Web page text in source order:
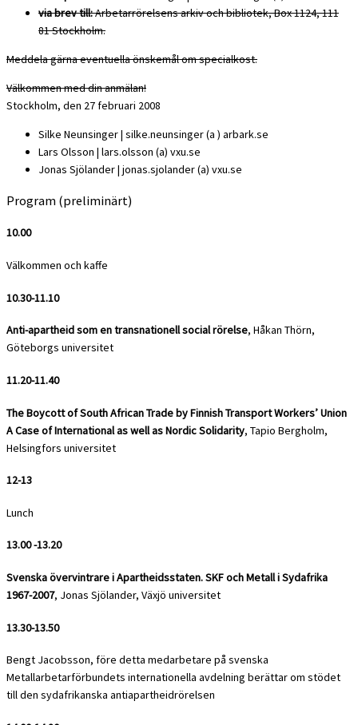
via brev till:Arbetarrörelsens arkiv och bibliotek, Box 1124, 111
81 Stockholm.
Meddela gärna eventuella önskemål om specialkost.
Välkommen med din anmälan!
Stockholm, den 27 februari 2008
Silke Neunsinger | silke.neunsinger (a ) arbark.se
Lars Olsson | lars.olsson (a) vxu.se
Jonas Sjölander | jonas.sjolander (a) vxu.se
Program (preliminärt)
10.00
Välkommen och kaffe
10.30-11.10
Anti-apartheid som en transnationell social rörelse, Håkan Thörn,
Göteborgs universitet
11.20-11.40
The Boycott of South African Trade by Finnish Transport Workers’ Union
A Case of International as well as Nordic Solidarity, Tapio Bergholm,
Helsingfors universitet
12-13
Lunch
13.00 -13.20
Svenska övervintrare i Apartheidsstaten. SKF och Metall i Sydafrika
1967-2007, Jonas Sjölander, Växjö universitet
13.30-13.50
Bengt Jacobsson, före detta medarbetare på svenska
Metallarbetarförbundets internationella avdelning berättar om stödet
till den sydafrikanska antiapartheidrörelsen